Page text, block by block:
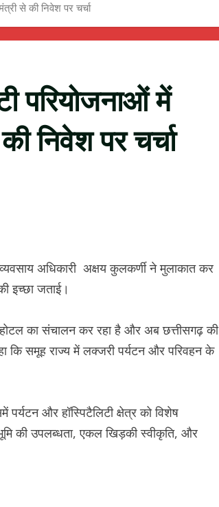
से की निवेश पर चर्चा
परियोजनाओं में
निवेश पर चर्चा
अधिकारी अक्षय कुलकर्णी ने मुलाकात कर
इच्छा जताई।
होटल का संचालन कर रहा है और अब छत्तीसगढ़ की
कि समूह राज्य में लक्जरी पर्यटन और परिवहन के
पर्यटन और हॉस्पिटैलिटी क्षेत्र को विशेष
भूमि की उपलब्धता, एकल खिड़की स्वीकृति, और